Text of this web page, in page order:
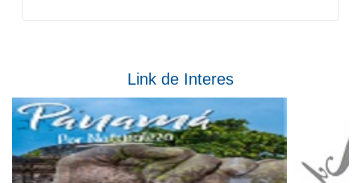
Link de Interes